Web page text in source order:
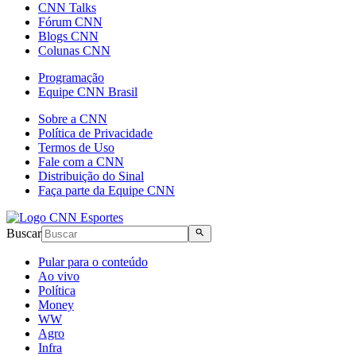
CNN Talks
Fórum CNN
Blogs CNN
Colunas CNN
Programação
Equipe CNN Brasil
Sobre a CNN
Política de Privacidade
Termos de Uso
Fale com a CNN
Distribuição do Sinal
Faça parte da Equipe CNN
Buscar
Pular para o conteúdo
Ao vivo
Política
Money
WW
Agro
Infra